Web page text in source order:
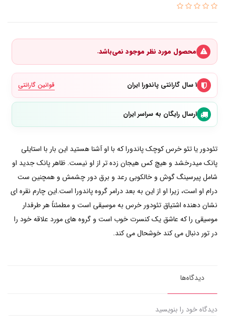
محصول مورد نظر موجود نمی‌باشد.
۱ سال گارانتی پاندورا ایران قوانین گارانتی
ارسال رایگان به سراسر ایران
تئودور یا تئو خرس کوچک پاندورا که با او آشنا هستید این بار با استایلی
پانک میدرخشد و هیچ کس هیجان زده تر از او نیست. ظاهر پانک جدید او
شامل پیرسینگ گوش و خالکوبی رعد و برق دور چشمش و همچنین ست
درام او است، زیرا او از این به بعد درامر گروه پاندورا است.این چارم نقره ای
نشان دهنده اشتیاق تئودور خرس به موسیقی است و مطمئناً هر طرفدار
موسیقی را که عاشق یک کنسرت خوب است و گروه های مورد علاقه خود را
در تور دنبال می کند خوشحال می کند.
دیدگاه‌ها
دیدگاه خود را بنویسید